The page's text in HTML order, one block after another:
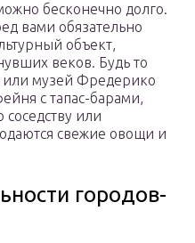
бесконечно долго.
вами обязательно
объект,
веков. Будь то
или музей Фредерико
с тапас-барами,
или
свежие овощи и
городов-